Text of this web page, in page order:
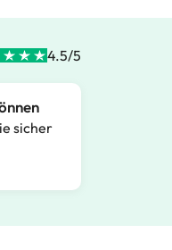
4.5/5
sicher